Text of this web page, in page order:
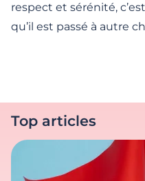
respect et sérénité,
qu’il est passé à autre
Top articles